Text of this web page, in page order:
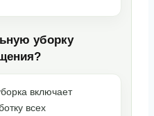
уборку
включает
всех